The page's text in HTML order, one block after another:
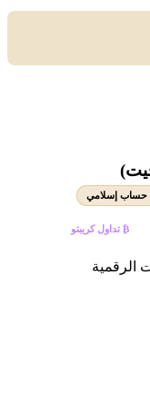
حساب إسلامي
₿ تداول كريبتو
الرقمية